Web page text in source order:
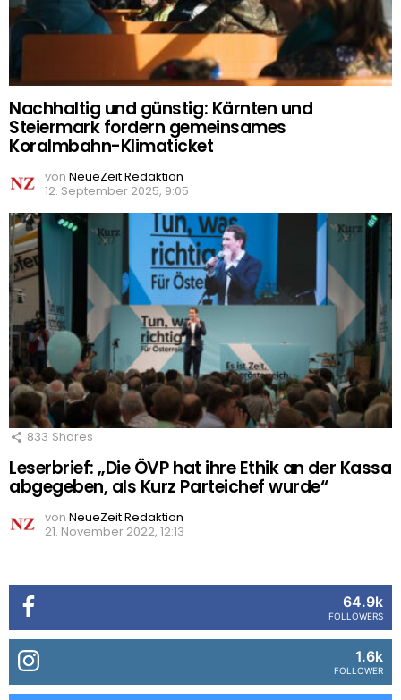
Nachhaltig und günstig: Kärnten und
Steiermark fordern gemeinsames
Koralmbahn-Klimaticket
von NeueZeit Redaktion
12. September 2025, 9:05
833 Shares
Leserbrief: „Die ÖVP hat ihre Ethik an der Kassa
abgegeben, als Kurz Parteichef wurde“
von NeueZeit Redaktion
21. November 2022, 12:13
64.9k
FOLLOWERS
1.6k
FOLLOWER